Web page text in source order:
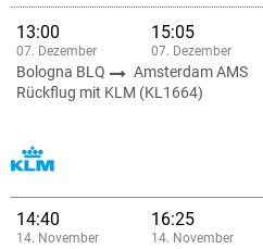
13:00
07. Dezember
15:05
07. Dezember
Bologna BLQ
Amsterdam AMS
Rückflug mit KLM (KL1664)
14:40
14. November
16:25
14. November